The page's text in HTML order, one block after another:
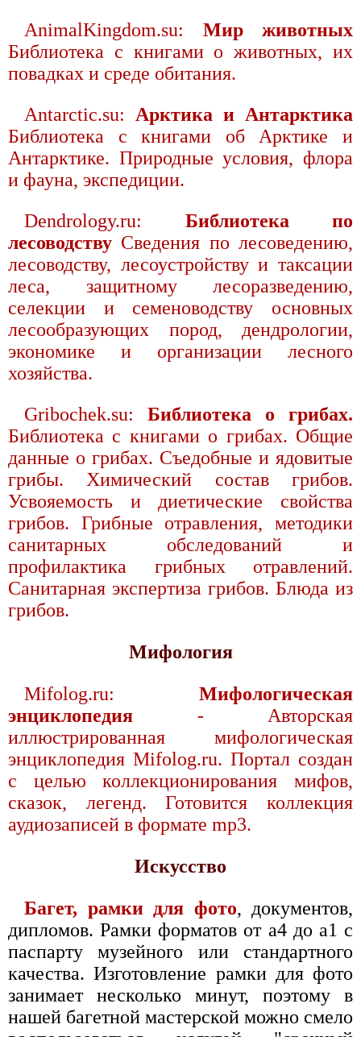
AnimalKingdom.su: Мир животных
Библиотека с книгами о животных, их
повадках и среде обитания.
Antarctic.su: Арктика и Антарктика
Библиотека с книгами об Арктике и
Антарктике. Природные условия, флора
и фауна, экспедиции.
Dendrology.ru: Библиотека по
лесоводству Сведения по лесоведению,
лесоводству, лесоустройству и таксации
леса, защитному лесоразведению,
селекции и семеноводству основных
лесообразующих пород, дендрологии,
экономике и организации лесного
хозяйства.
Gribochek.su: Библиотека о грибах.
Библиотека с книгами о грибах. Общие
данные о грибах. Съедобные и ядовитые
грибы. Химический состав грибов.
Усвояемость и диетические свойства
грибов. Грибные отравления, методики
санитарных обследований и
профилактика грибных отравлений.
Санитарная экспертиза грибов. Блюда из
грибов.
Мифология
Mifolog.ru: Мифологическая
энциклопедия - Авторская
иллюстрированная мифологическая
энциклопедия Mifolog.ru. Портал создан
с целью коллекционирования мифов,
сказок, легенд. Готовится коллекция
аудиозаписей в формате mp3.
Искусство
Багет, рамки для фото, документов,
дипломов. Рамки форматов от а4 до а1 с
паспарту музейного или стандартного
качества. Изготовление рамки для фото
занимает несколько минут, поэтому в
нашей багетной мастерской можно смело